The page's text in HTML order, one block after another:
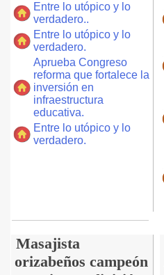
Entre lo utópico y lo
verdadero..
Entre lo utópico y lo
verdadero.
Aprueba Congreso
reforma que fortalece la
inversión en
infraestructura
educativa.
Entre lo utópico y lo
verdadero.
Masajista
orizabeños campeón